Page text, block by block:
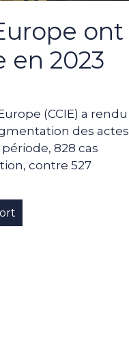
ont
2023
(CCIE) a rendu
des actes
828 cas
contre 527